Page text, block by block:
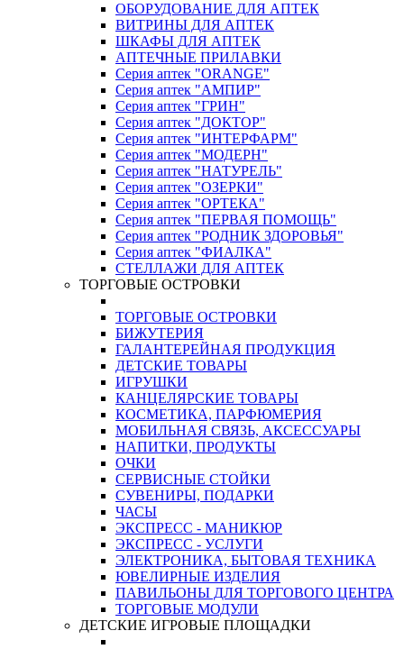
ОБОРУДОВАНИЕ ДЛЯ АПТЕК
ВИТРИНЫ ДЛЯ АПТЕК
ШКАФЫ ДЛЯ АПТЕК
АПТЕЧНЫЕ ПРИЛАВКИ
Серия аптек "ORANGE"
Серия аптек "АМПИР"
Серия аптек "ГРИН"
Серия аптек "ДОКТОР"
Серия аптек "ИНТЕРФАРМ"
Серия аптек "МОДЕРН"
Серия аптек "НАТУРЕЛЬ"
Серия аптек "ОЗЕРКИ"
Серия аптек "ОРТЕКА"
Серия аптек "ПЕРВАЯ ПОМОЩЬ"
Серия аптек "РОДНИК ЗДОРОВЬЯ"
Серия аптек "ФИАЛКА"
СТЕЛЛАЖИ ДЛЯ АПТЕК
ТОРГОВЫЕ ОСТРОВКИ
ТОРГОВЫЕ ОСТРОВКИ
БИЖУТЕРИЯ
ГАЛАНТЕРЕЙНАЯ ПРОДУКЦИЯ
ДЕТСКИЕ ТОВАРЫ
ИГРУШКИ
КАНЦЕЛЯРСКИЕ ТОВАРЫ
КОСМЕТИКА, ПАРФЮМЕРИЯ
МОБИЛЬНАЯ СВЯЗЬ, АКСЕССУАРЫ
НАПИТКИ, ПРОДУКТЫ
ОЧКИ
СЕРВИСНЫЕ СТОЙКИ
СУВЕНИРЫ, ПОДАРКИ
ЧАСЫ
ЭКСПРЕСС - МАНИКЮР
ЭКСПРЕСС - УСЛУГИ
ЭЛЕКТРОНИКА, БЫТОВАЯ ТЕХНИКА
ЮВЕЛИРНЫЕ ИЗДЕЛИЯ
ПАВИЛЬОНЫ ДЛЯ ТОРГОВОГО ЦЕНТРА
ТОРГОВЫЕ МОДУЛИ
ДЕТСКИЕ ИГРОВЫЕ ПЛОЩАДКИ